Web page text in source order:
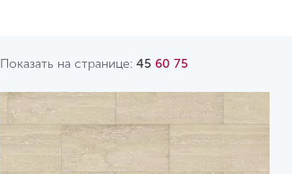
Ville
Показать на странице: 45 60 75